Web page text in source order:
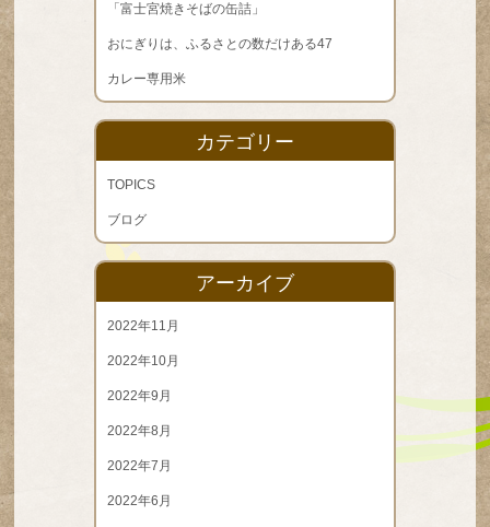
「富士宮焼きそばの缶詰」
おにぎりは、ふるさとの数だけある47
カレー専用米
カテゴリー
TOPICS
ブログ
アーカイブ
2022年11月
2022年10月
2022年9月
2022年8月
2022年7月
2022年6月